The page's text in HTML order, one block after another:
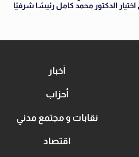
الدكتور محمد كامل رئيسًا شرفيًا
أخبار
أحزاب
نقابات و مجتمع مدني
اقتصاد